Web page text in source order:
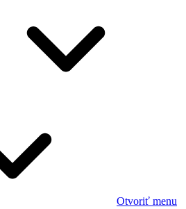
Otvoriť menu